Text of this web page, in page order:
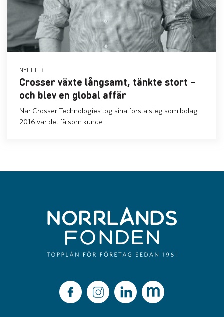
NYHETER
Crosser växte långsamt, tänkte stort –
och blev en global affär
När Crosser Technologies tog sina första steg som bolag
2016 var det få som kunde...